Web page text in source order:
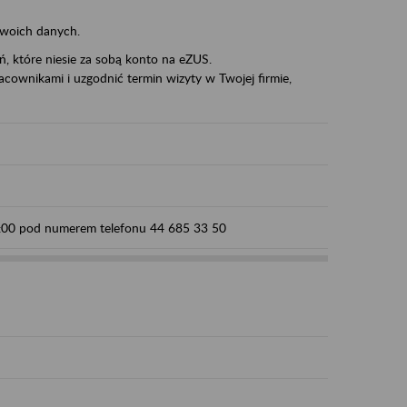
danych.
które niesie za sobą konto na eZUS.
i uzgodnić termin wizyty w Twojej firmie,
pod numerem telefonu 44 685 33 50